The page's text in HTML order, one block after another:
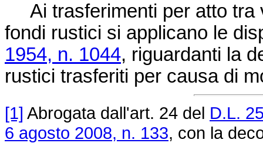
Ai trasferimenti per atto tra
fondi rustici si applicano le
1954, n. 1044, riguardanti la
rustici trasferiti per causa di
[1] Abrogata dall'art. 24 del D.L.
6 agosto 2008, n. 133, con la